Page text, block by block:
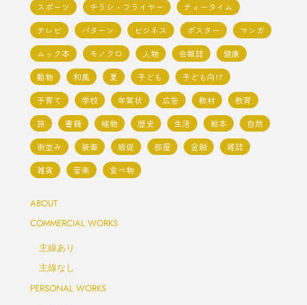
スポーツ
チラシ・フライヤー
ティータイム
テレビ
パターン ビジネス ポスター
マンガ
ムック本
モノクロ 人物 会報誌
健康
動物
和風 夏 子ども
子ども向け
子育て
学校 年賀状 広告 教材
教育
旅
書籍 植物 歴史 生活 絵本
自然
街並み
装画 販促 部屋 金融
雑誌
雑貨
音楽 食べ物
ABOUT
COMMERCIAL WORKS
主線あり
主線なし
PERSONAL WORKS